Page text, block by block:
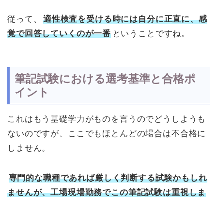
従って、
適性検査を受ける時には自分に正直に、感
覚で回答していくのが一番 ということですね。
筆記試験における選考基準と合格ポ
イント
これはもう基礎学力がものを言うのでどうしようも
ないのですが、ここでもほとんどの場合は不合格に
しません。
専門的な職種であれば厳しく判断する試験かもしれ
ませんが、工場現場勤務でこの筆記試験は重視しま